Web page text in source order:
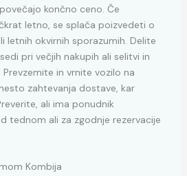
končno ceno. Če
letno, se splača poizvedeti o
letnih okvirnih sporazumih. Delite
pri večjih nakupih ali selitvi in
in vrnite vozilo na
zahtevanja dostave, kar
ali ima ponudnik
tednom ali za zgodnje rezervacije
Kombija